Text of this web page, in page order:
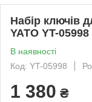
Набір ключів
YATO YT-05998
В наявності
Код: YT-05998
1 380 ₴